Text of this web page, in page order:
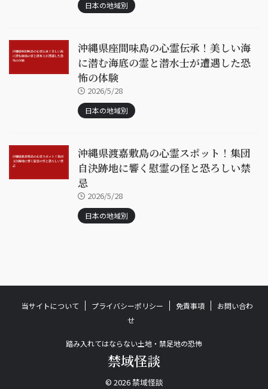
日本の地域別
沖縄県座間味島の心霊伝承！美しい海
に潜む海底の霊と潜水士が遭遇した恐
怖の体験
2026/5/28
日本の地域別
沖縄県渡嘉敷島の心霊スポット！集団
自決跡地に響く慰霊の怪と恐ろしい禁
忌
2026/5/28
日本の地域別
当サイトについて プライバシーポリシー 免責事項
お問い合わ
せ
踏み入れてはならない土地・禁足地の恐怖
禁域怪談
© 2026 禁域怪談